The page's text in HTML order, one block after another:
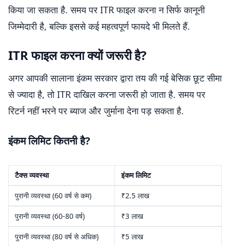
किया जा सकता है. समय पर ITR फाइल करना न सिर्फ कानूनी
जिम्मेदारी है, बल्कि इससे कई महत्वपूर्ण फायदे भी मिलते हैं.
ITR फाइल करना क्यों जरूरी है?
अगर आपकी सालाना इंकम सरकार द्वारा तय की गई बेसिक छूट सीमा
से ज्यादा है, तो ITR दाखिल करना जरूरी हो जाता है. समय पर
रिटर्न नहीं भरने पर ब्याज और जुर्माना देना पड़ सकता है.
इंकम लिमिट कितनी है?
टैक्स व्यवस्था इंकम लिमिट
पुरानी व्यवस्था (60 वर्ष से कम) ₹2.5 लाख
पुरानी व्यवस्था (60-80 वर्ष) ₹3 लाख
पुरानी व्यवस्था (80 वर्ष से अधिक) ₹5 लाख